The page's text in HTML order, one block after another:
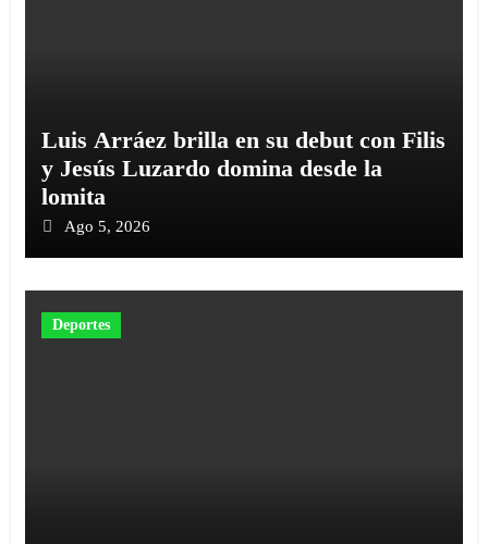
Luis Arráez brilla en su debut con Filis
y Jesús Luzardo domina desde la
lomita
Ago 5, 2026
Deportes